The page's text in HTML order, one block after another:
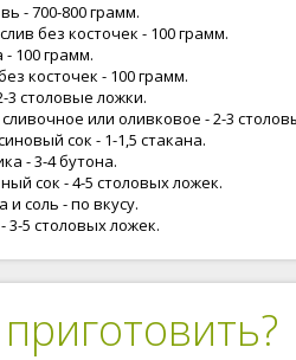
- 700-800 грамм.
без косточек - 100 грамм.
- 100 грамм.
косточек - 100 грамм.
3 столовые ложки.
или оливковое - 2-3
сок - 1-1,5 стакана.
- 3-4 бутона.
сок - 4-5 столовых ложек.
и соль - по вкусу.
3-5 столовых ложек.